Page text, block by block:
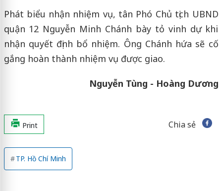
Phát biểu nhận nhiệm vụ, tân Phó Chủ tịch UBND
quận 12 Nguyễn Minh Chánh bày tỏ vinh dự khi
nhận quyết định bổ nhiệm. Ông Chánh hứa sẽ cố
gắng hoàn thành nhiệm vụ được giao.
Nguyễn Tùng - Hoàng Dương
Print Chia sẻ
TP. Hồ Chí Minh